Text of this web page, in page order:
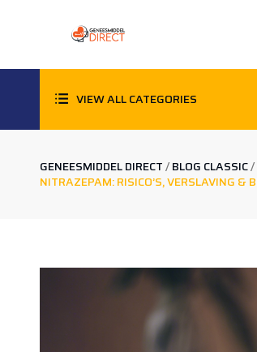
VIEW ALL CATEGORIES
404 ACCORDION & TOGGLES
CONTACT
MY ACCOUNT
GENEESMIDDEL DIRECT/BLOG CLASSIC/
NITRAZEPAM: RISICO’S, VERSLAVING &